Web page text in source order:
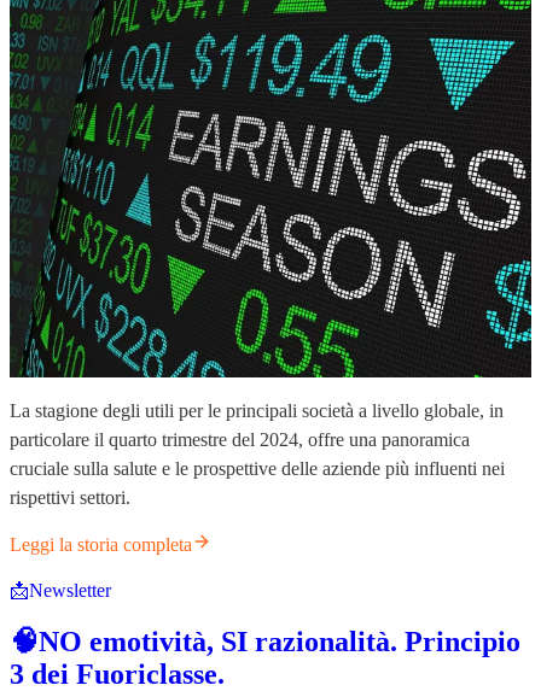
La stagione degli utili per le principali società a livello globale, in
particolare il quarto trimestre del 2024, offre una panoramica
cruciale sulla salute e le prospettive delle aziende più influenti nei
rispettivi settori.
Leggi la storia completa
📩Newsletter
🧠NO emotività, SI razionalità. Principio
3 dei Fuoriclasse.